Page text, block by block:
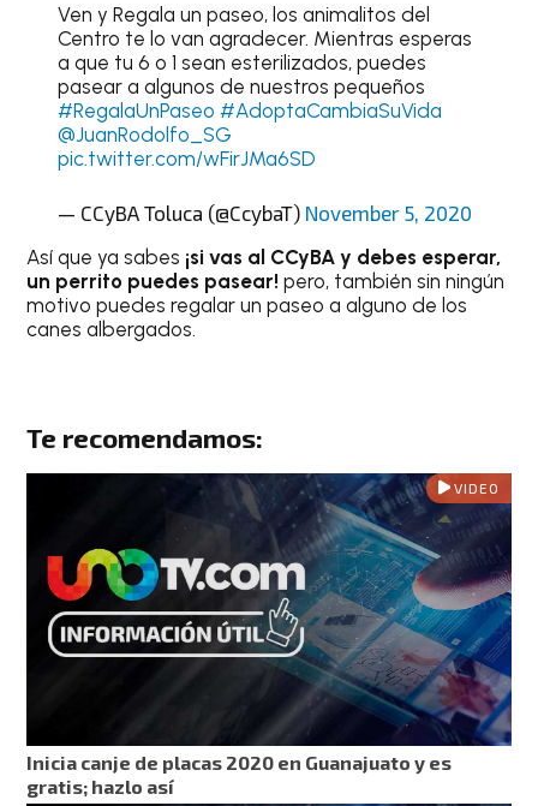
Ven y Regala un paseo, los animalitos del
Centro te lo van agradecer. Mientras esperas
a que tu 6 o 1 sean esterilizados, puedes
pasear a algunos de nuestros pequeños
#RegalaUnPaseo #AdoptaCambiaSuVida
@JuanRodolfo_SG
pic.twitter.com/wFirJMa6SD
— CCyBA Toluca (@CcybaT) November 5, 2020
Así que ya sabes ¡si vas al CCyBA y debes esperar,
un perrito puedes pasear! pero, también sin ningún
motivo puedes regalar un paseo a alguno de los
canes albergados.
Te recomendamos:
VIDEO
Inicia canje de placas 2020 en Guanajuato y es
gratis; hazlo así